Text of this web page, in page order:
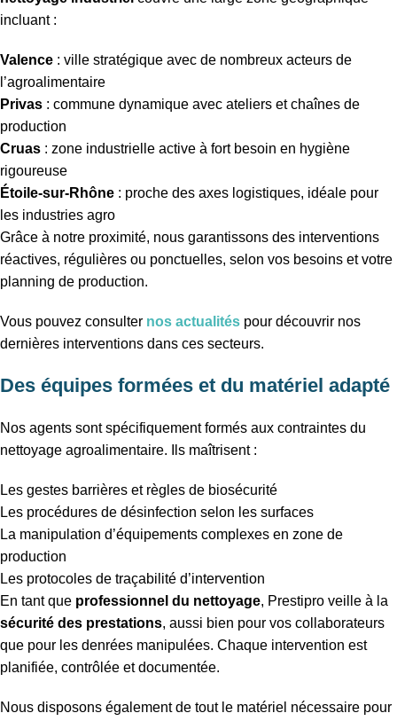
incluant :
Valence : ville stratégique avec de nombreux acteurs de
l’agroalimentaire
Privas : commune dynamique avec ateliers et chaînes de
production
Cruas : zone industrielle active à fort besoin en hygiène
rigoureuse
Étoile-sur-Rhône : proche des axes logistiques, idéale pour
les industries agro
Grâce à notre proximité, nous garantissons des interventions
réactives, régulières ou ponctuelles, selon vos besoins et votre
planning de production.
Vous pouvez consulter nos actualités pour découvrir nos
dernières interventions dans ces secteurs.
Des équipes formées et du matériel adapté
Nos agents sont spécifiquement formés aux contraintes du
nettoyage agroalimentaire. Ils maîtrisent :
Les gestes barrières et règles de biosécurité
Les procédures de désinfection selon les surfaces
La manipulation d’équipements complexes en zone de
production
Les protocoles de traçabilité d’intervention
En tant que professionnel du nettoyage, Prestipro veille à la
sécurité des prestations, aussi bien pour vos collaborateurs
que pour les denrées manipulées. Chaque intervention est
planifiée, contrôlée et documentée.
Nous disposons également de tout le matériel nécessaire pour